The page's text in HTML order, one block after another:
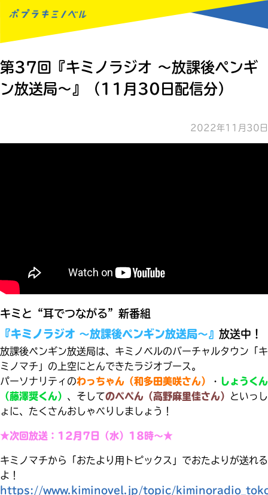
MENU
本を飛び出して
できる掲示板
第37回『キミノラジオ ～放課後ペンギ
ン放送局～』（11月30日配信分）
2022年11月30日
キミと“耳でつながる”新番組
『キミノラジオ ～放課後ペンギン放送局～』 放送中！
放課後ペンギン放送局は、キミノベルのバーチャルタウン「キ
ミノマチ」の上空にとんできたラジオブース。
パーソナリティのわっちゃん（和多田美咲さん） ・
しょうくん
（藤澤奨くん） 、そしてのべぺん（高野麻里佳さん）
といっし
ょに、たくさんおしゃべりしましょう！
★次回放送：12月7日（水）18時～★
キミノマチから「おたより用トピックス」でおたよりが送れる
よ！
https://www.kiminovel.jp/topic/